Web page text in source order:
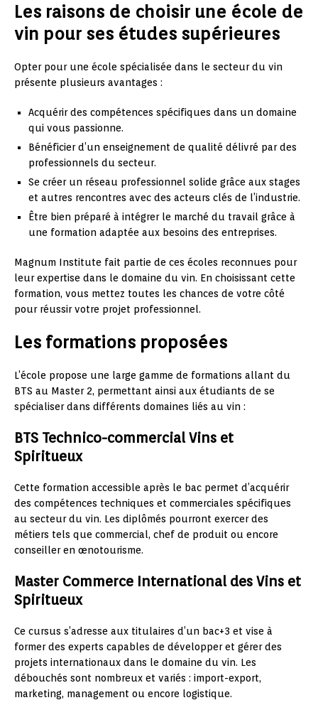
Les raisons de choisir une école de
vin pour ses études supérieures
Opter pour une école spécialisée dans le secteur du vin
présente plusieurs avantages :
Acquérir des compétences spécifiques dans un domaine
qui vous passionne.
Bénéficier d’un enseignement de qualité délivré par des
professionnels du secteur.
Se créer un réseau professionnel solide grâce aux stages
et autres rencontres avec des acteurs clés de l’industrie.
Être bien préparé à intégrer le marché du travail grâce à
une formation adaptée aux besoins des entreprises.
Magnum Institute fait partie de ces écoles reconnues pour
leur expertise dans le domaine du vin. En choisissant cette
formation, vous mettez toutes les chances de votre côté
pour réussir votre projet professionnel.
Les formations proposées
L’école propose une large gamme de formations allant du
BTS au Master 2, permettant ainsi aux étudiants de se
spécialiser dans différents domaines liés au vin :
BTS Technico-commercial Vins et
Spiritueux
Cette formation accessible après le bac permet d’acquérir
des compétences techniques et commerciales spécifiques
au secteur du vin. Les diplômés pourront exercer des
métiers tels que commercial, chef de produit ou encore
conseiller en œnotourisme.
Master Commerce International des Vins et
Spiritueux
Ce cursus s’adresse aux titulaires d’un bac+3 et vise à
former des experts capables de développer et gérer des
projets internationaux dans le domaine du vin. Les
débouchés sont nombreux et variés : import-export,
marketing, management ou encore logistique.